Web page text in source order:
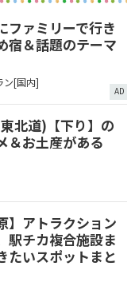
ファミリーで行き
宿＆話題のテーマ
ン[国内]
AD
北道)【下り】の
＆お土産がある
】アトラクション
駅チカ複合施設ま
たいスポットまと